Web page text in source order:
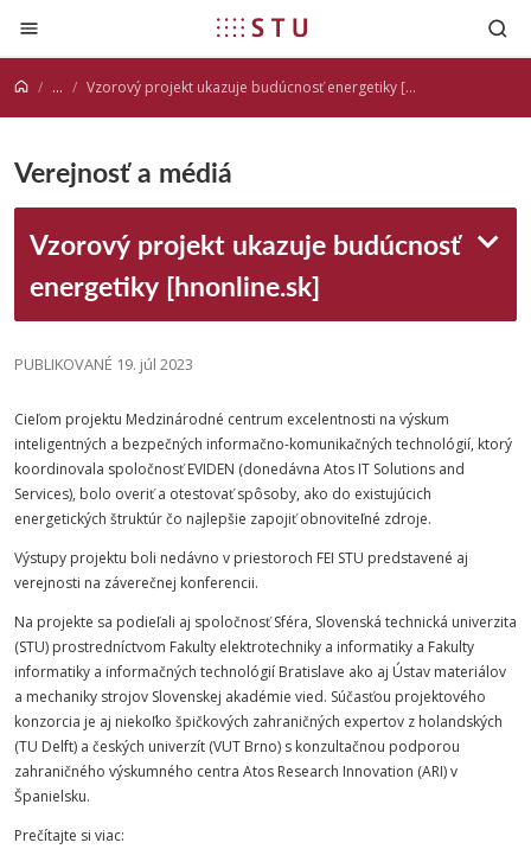
Prejsť na obsah
... Vzorový projekt ukazuje budúcnosť energetiky [hnonline.sk]
Verejnosť a médiá
Vzorový projekt ukazuje budúcnosť
energetiky [hnonline.sk]
PUBLIKOVANÉ 19. júl 2023
Cieľom projektu Medzinárodné centrum excelentnosti na výskum
inteligentných a bezpečných informačno-komunikačných technológií, ktorý
koordinovala spoločnosť EVIDEN (donedávna Atos IT Solutions and
Services), bolo overiť a otestovať spôsoby, ako do existujúcich
energetických štruktúr čo najlepšie zapojiť obnoviteľné zdroje.
Výstupy projektu boli nedávno v priestoroch FEI STU predstavené aj
verejnosti na záverečnej konferencii.
Na projekte sa podieľali aj spoločnosť Sféra, Slovenská technická univerzita
(STU) prostredníctvom Fakulty elektrotechniky a informatiky a Fakulty
informatiky a informačných technológií Bratislave ako aj Ústav materiálov
a mechaniky strojov Slovenskej akadémie vied. Súčasťou projektového
konzorcia je aj niekoľko špičkových zahraničných expertov z holandských
(TU Delft) a českých univerzít (VUT Brno) s konzultačnou podporou
zahraničného výskumného centra Atos Research Innovation (ARI) v
Španielsku.
Prečítajte si viac: